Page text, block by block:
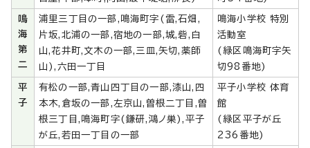
鳴
海
第
二
浦里三丁目の一部,鳴海町字(雷,石畑,
片坂,北浦の一部,宿地の一部,城,砦,白
山,花井町,文木の一部,三皿,矢切,薬師
山),六田一丁目
鳴海小学校 特別
活動室
(緑区鳴海町字矢
切98番地)
平
子
有松の一部,青山四丁目の一部,漆山,四
本木,倉坂の一部,左京山,曽根二丁目,曽
根三丁目,鳴海町字(鎌研,鴻ノ巣),平子
が丘,若田一丁目の一部
平子小学校 体育
館
(緑区平子が丘
236番地)